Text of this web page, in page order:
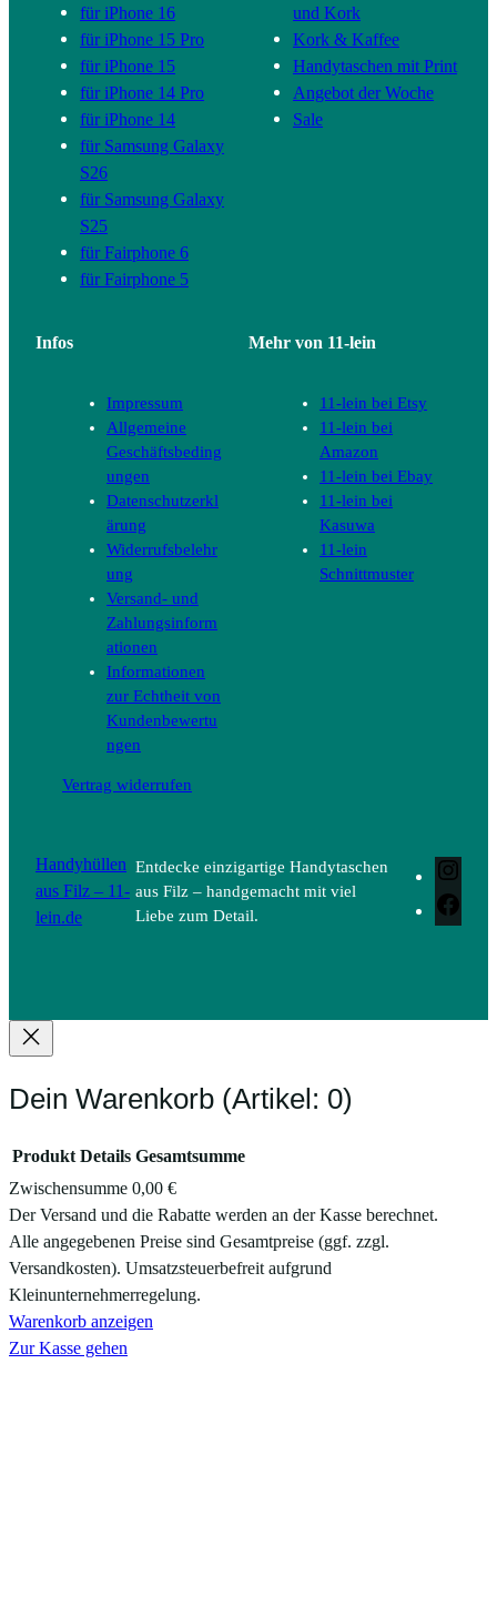
für iPhone 16
für iPhone 15 Pro
für iPhone 15
für iPhone 14 Pro
für iPhone 14
für Samsung Galaxy
S26
für Samsung Galaxy
S25
für Fairphone 6
für Fairphone 5
und Kork
Kork & Kaffee
Handytaschen mit Print
Angebot der Woche
Sale
Infos
Impressum
Allgemeine
Geschäftsbeding
ungen
Datenschutzerkl
ärung
Widerrufsbelehr
ung
Versand- und
Zahlungsinform
ationen
Informationen
zur Echtheit von
Kundenbewertu
ngen
Vertrag widerrufen
Mehr von 11-lein
11-lein bei Etsy
11-lein bei
Amazon
11-lein bei Ebay
11-lein bei
Kasuwa
11-lein
Schnittmuster
Handyhüllen
aus Filz – 11-
lein.de
Entdecke einzigartige Handytaschen
aus Filz – handgemacht mit viel
Liebe zum Detail.
Dein Warenkorb (Artikel: 0)
Produkte
im
Warenkorb
Produkt Details Gesamtsumme
Zwischensumme 0,00 €
Der Versand und die Rabatte werden an der Kasse berechnet.
Alle angegebenen Preise sind Gesamtpreise (ggf. zzgl.
Versandkosten). Umsatzsteuerbefreit aufgrund
Kleinunternehmerregelung.
Warenkorb anzeigen
Zur Kasse gehen